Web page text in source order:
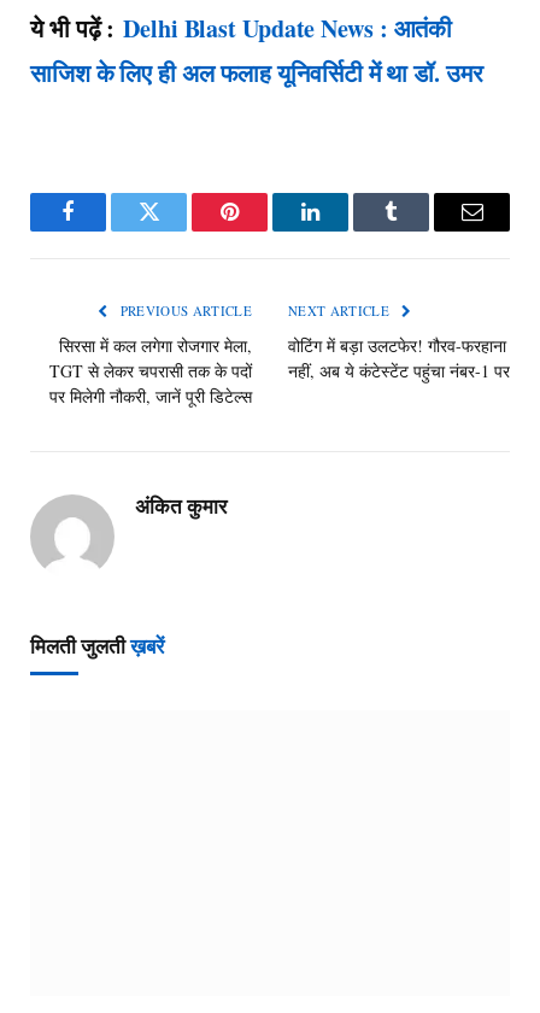
ये भी पढ़ें :Delhi Blast Update News : आतंकी
साजिश के लिए ही अल फलाह यूनिवर्सिटी में था डॉ. उमर
FacebookTwitter Pinterest LinkedInTumblr Email
PREVIOUS ARTICLE
सिरसा में कल लगेगा रोजगार मेला,
TGT से लेकर चपरासी तक के पदों
पर मिलेगी नौकरी, जानें पूरी डिटेल्स
NEXT ARTICLE
वोटिंग में बड़ा उलटफेर! गौरव-फरहाना
नहीं, अब ये कंटेस्टेंट पहुंचा नंबर-1 पर
अंकित कुमार
मिलती जुलतीख़बरें